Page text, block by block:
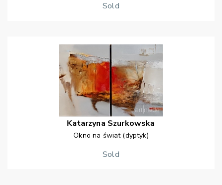
Sold
Katarzyna Szurkowska
Okno na świat (dyptyk)
Sold